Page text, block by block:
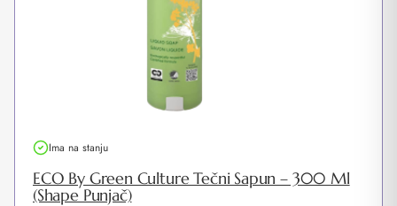
Ima na stanju
ECO By Green Culture Tečni Sapun – 300 Ml
(Shape Punjač)